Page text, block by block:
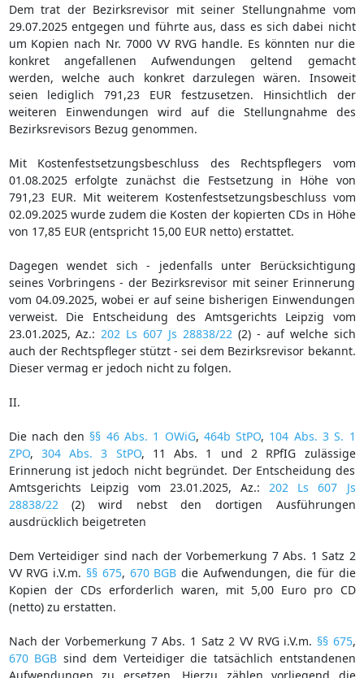
Dem trat der Bezirksrevisor mit seiner Stellungnahme vom
29.07.2025 entgegen und führte aus, dass es sich dabei nicht
um Kopien nach Nr. 7000 VV RVG handle. Es könnten nur die
konkret angefallenen Aufwendungen geltend gemacht
werden, welche auch konkret darzulegen wären. Insoweit
seien lediglich 791,23 EUR festzusetzen. Hinsichtlich der
weiteren Einwendungen wird auf die Stellungnahme des
Bezirksrevisors Bezug genommen.
Mit Kostenfestsetzungsbeschluss des Rechtspflegers vom
01.08.2025 erfolgte zunächst die Festsetzung in Höhe von
791,23 EUR. Mit weiterem Kostenfestsetzungsbeschluss vom
02.09.2025 wurde zudem die Kosten der kopierten CDs in Höhe
von 17,85 EUR (entspricht 15,00 EUR netto) erstattet.
Dagegen wendet sich - jedenfalls unter Berücksichtigung
seines Vorbringens - der Bezirksrevisor mit seiner Erinnerung
vom 04.09.2025, wobei er auf seine bisherigen Einwendungen
verweist. Die Entscheidung des Amtsgerichts Leipzig vom
23.01.2025, Az.: 202 Ls 607 Js 28838/22 (2) - auf welche sich
auch der Rechtspfleger stützt - sei dem Bezirksrevisor bekannt.
Dieser vermag er jedoch nicht zu folgen.
II.
Die nach den §§ 46 Abs. 1 OWiG, 464b StPO, 104 Abs. 3 S. 1
ZPO, 304 Abs. 3 StPO, 11 Abs. 1 und 2 RPfIG zulässige
Erinnerung ist jedoch nicht begründet. Der Entscheidung des
Amtsgerichts Leipzig vom 23.01.2025, Az.: 202 Ls 607 Js
28838/22 (2) wird nebst den dortigen Ausführungen
ausdrücklich beigetreten
Dem Verteidiger sind nach der Vorbemerkung 7 Abs. 1 Satz 2
VV RVG i.V.m. §§ 675, 670 BGB die Aufwendungen, die für die
Kopien der CDs erforderlich waren, mit 5,00 Euro pro CD
(netto) zu erstatten.
Nach der Vorbemerkung 7 Abs. 1 Satz 2 VV RVG i.V.m. §§ 675,
670 BGB sind dem Verteidiger die tatsächlich entstandenen
Aufwendungen zu ersetzen. Hierzu zählen vorliegend die